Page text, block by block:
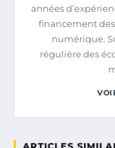
années
financement
numérique.
régulière des